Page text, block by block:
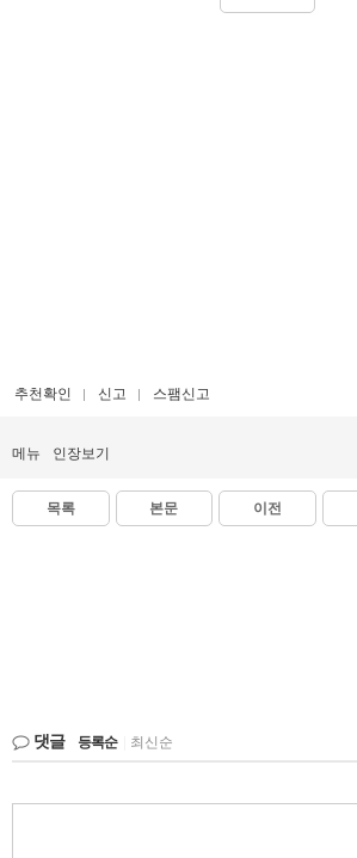
추천확인 신고 스팸신고
메뉴 인장보기
목록 본문 이전
댓글 등록순 최신순